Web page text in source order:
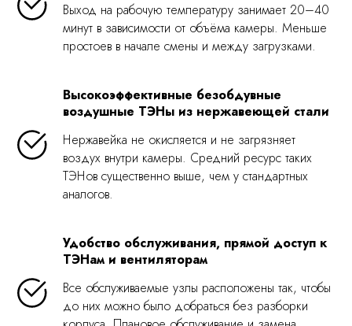
Выход на рабочую температуру занимает 20–40
минут в зависимости от объёма камеры. Меньше
простоев в начале смены и между загрузками.
Высокоэффективные безобдувные
воздушные ТЭНы из нержавеющей стали
Нержавейка не окисляется и не загрязняет
воздух внутри камеры. Средний ресурс таких
ТЭНов существенно выше, чем у стандартных
аналогов.
Удобство обслуживания, прямой доступ к
ТЭНам и вентиляторам
Все обслуживаемые узлы расположены так, чтобы
до них можно было добраться без разборки